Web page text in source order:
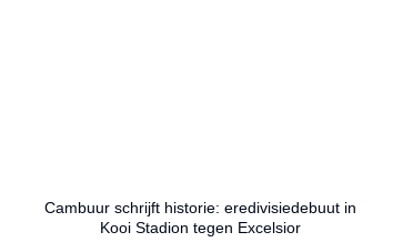
Cambuur schrijft historie: eredivisiedebuut in
Kooi Stadion tegen Excelsior